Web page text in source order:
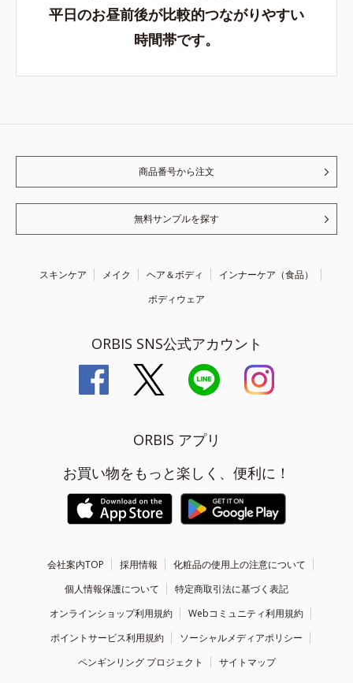
平日のお昼前後が比較的つながりやすい
時間帯です。
商品番号から注文
無料サンプルを探す
スキンケア メイク ヘア＆ボディ
インナーケア（食品）
ボディウェア
ORBIS SNS公式アカウント
ORBIS アプリ
お買い物をもっと楽しく、便利に！
会社案内TOP 採用情報
化粧品の使用上の注意について
個人情報保護について
特定商取引法に基づく表記
オンラインショップ利用規約
Webコミュニティ利用規約
ポイントサービス利用規約
ソーシャルメディアポリシー
ペンギンリング プロジェクト
サイトマップ